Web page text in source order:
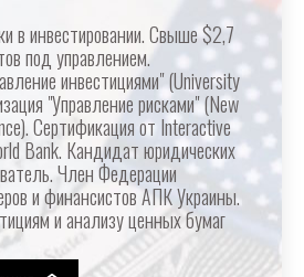
в инвестировании. Свыше $2,7
под управлением.
инвестициями" (University
"Управление рисками" (New
Сертификация от Interactive
Bank. Кандидат юридических
Член Федерации
и финансистов АПК Украины.
и анализу ценных бумаг